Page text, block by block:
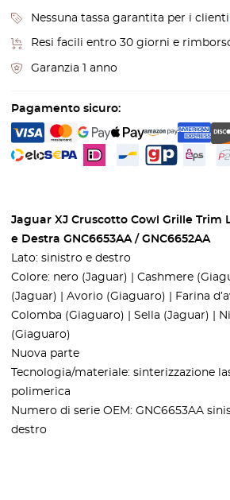
Nessuna tassa garantita per i clienti
Resi facili entro 30 giorni e
Garanzia 1 anno
Pagamento sicuro:
Jaguar XJ Cruscotto Cowl Grille Trim
e Destra GNC6653AA / GNC6652AA
Lato: sinistro e destro
Colore: nero (Jaguar) | Cashmere
(Jaguar) | Avorio (Giaguaro) | Farina
Colomba (Giaguaro) | Sella (Jaguar) |
(Giaguaro)
Nuova parte
Tecnologia/materiale: sinterizzazione
polimerica
Numero di serie OEM: GNC6653AA
destro